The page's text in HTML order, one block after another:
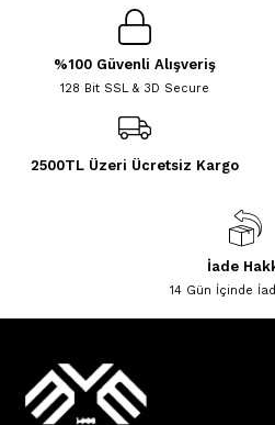
%100 Güvenli Alışveriş
128 Bit SSL & 3D Secure
2500TL Üzeri Ücretsiz Kargo
İade
14 Gün İçinde